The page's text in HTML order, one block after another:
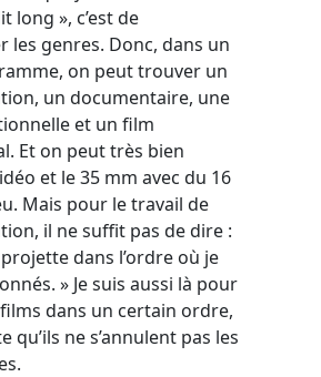
long », c’est de
les genres. Donc, dans un
on peut trouver un
un documentaire, une
et un film
Et on peut très bien
et le 35 mm avec du 16
Mais pour le travail de
il ne suffit pas de dire :
dans l’ordre où je
» Je suis aussi là pour
dans un certain ordre,
qu’ils ne s’annulent pas les